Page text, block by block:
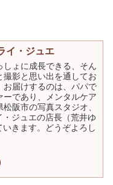
イ・ジュエ
しょに成長できる、そん
撮影と思い出を通してお
お届けするのは、パパで
ーであり、メンタルケア
阪市の写真スタジオ、
ジュエの店長（荒井ゆ
きます。どうぞよろし